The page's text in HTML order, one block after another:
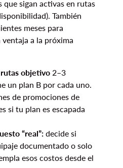
que sigan activas en rutas
También
meses para
a la próxima
objetivo 2–3
un plan B por cada uno.
de promociones de
si tu plan es escapada
“real”: decide si
documentado o solo
esos costos desde el